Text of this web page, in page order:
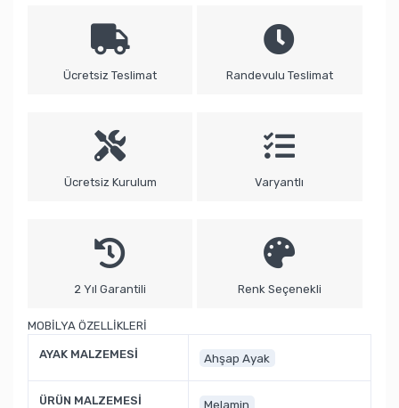
Ücretsiz Teslimat Randevulu Teslimat
Ücretsiz Kurulum Varyantlı
2 Yıl Garantili Renk Seçenekli
MOBİLYA ÖZELLİKLERİ
AYAK MALZEMESİ Ahşap Ayak
ÜRÜN MALZEMESİ Melamin